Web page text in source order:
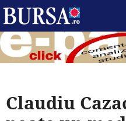
Claudiu